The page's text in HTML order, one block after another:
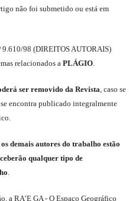
não foi submetido ou está em
9.610/98 (DIREITOS AUTORAIS)
relacionados a PLÁGIO.
ser removido da Revista,caso se
encontra publicado integralmente
os demais autores do trabalho estão
qualquer tipo de
.
a RA’E GA - O Espaço Geográfico